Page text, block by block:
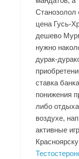
Станозолол
цена Гусь-
дешево
нужно
дурак-
ставка
понижения
либо
воздухе,
активные